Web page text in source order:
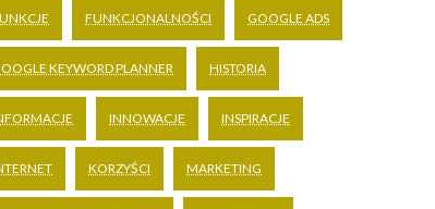
FUNKCJONALNOŚCI GOOGLE ADS
KEYWORD PLANNER HISTORIA
INNOWACJE INSPIRACJE
KORZYŚCI MARKETING